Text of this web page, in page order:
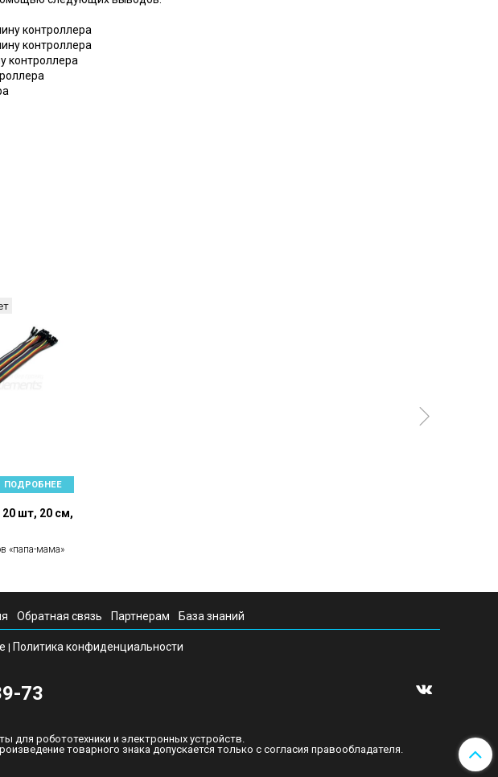
контроллера
контроллера
контроллера
ПОДРОБНЕЕ
шт, 20 см,
«папа-мама»
Обратная связь Партнерам База знаний
| Политика конфиденциальности
73
для робототехники и электронных устройств.
товарного знака допускается только с согласия правообладателя.